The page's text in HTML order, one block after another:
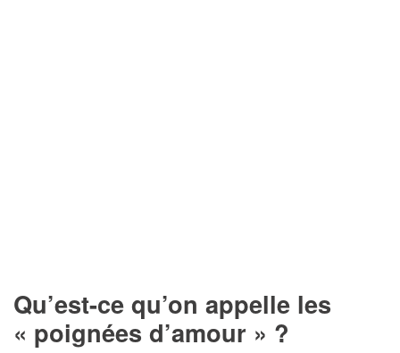
Qu’est-ce qu’on appelle les
« poignées d’amour » ?